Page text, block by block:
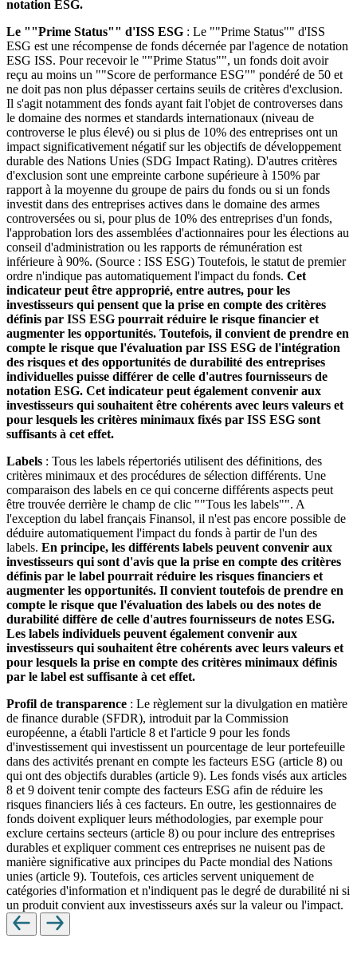
notation ESG.
Le ""Prime Status"" d'ISS ESG : Le ""Prime Status"" d'ISS
ESG est une récompense de fonds décernée par l'agence de notation
ESG ISS. Pour recevoir le ""Prime Status"", un fonds doit avoir
reçu au moins un ""Score de performance ESG"" pondéré de 50 et
ne doit pas non plus dépasser certains seuils de critères d'exclusion.
Il s'agit notamment des fonds ayant fait l'objet de controverses dans
le domaine des normes et standards internationaux (niveau de
controverse le plus élevé) ou si plus de 10% des entreprises ont un
impact significativement négatif sur les objectifs de développement
durable des Nations Unies (SDG Impact Rating). D'autres critères
d'exclusion sont une empreinte carbone supérieure à 150% par
rapport à la moyenne du groupe de pairs du fonds ou si un fonds
investit dans des entreprises actives dans le domaine des armes
controversées ou si, pour plus de 10% des entreprises d'un fonds,
l'approbation lors des assemblées d'actionnaires pour les élections au
conseil d'administration ou les rapports de rémunération est
inférieure à 90%. (Source : ISS ESG) Toutefois, le statut de premier
ordre n'indique pas automatiquement l'impact du fonds. Cet
indicateur peut être approprié, entre autres, pour les
investisseurs qui pensent que la prise en compte des critères
définis par ISS ESG pourrait réduire le risque financier et
augmenter les opportunités. Toutefois, il convient de prendre en
compte le risque que l'évaluation par ISS ESG de l'intégration
des risques et des opportunités de durabilité des entreprises
individuelles puisse différer de celle d'autres fournisseurs de
notation ESG. Cet indicateur peut également convenir aux
investisseurs qui souhaitent être cohérents avec leurs valeurs et
pour lesquels les critères minimaux fixés par ISS ESG sont
suffisants à cet effet.
Labels : Tous les labels répertoriés utilisent des définitions, des
critères minimaux et des procédures de sélection différents. Une
comparaison des labels en ce qui concerne différents aspects peut
être trouvée derrière le champ de clic ""Tous les labels"". A
l'exception du label français Finansol, il n'est pas encore possible de
déduire automatiquement l'impact du fonds à partir de l'un des
labels. En principe, les différents labels peuvent convenir aux
investisseurs qui sont d'avis que la prise en compte des critères
définis par le label pourrait réduire les risques financiers et
augmenter les opportunités. Il convient toutefois de prendre en
compte le risque que l'évaluation des labels ou des notes de
durabilité diffère de celle d'autres fournisseurs de notes ESG.
Les labels individuels peuvent également convenir aux
investisseurs qui souhaitent être cohérents avec leurs valeurs et
pour lesquels la prise en compte des critères minimaux définis
par le label est suffisante à cet effet.
Profil de transparence : Le règlement sur la divulgation en matière
de finance durable (SFDR), introduit par la Commission
européenne, a établi l'article 8 et l'article 9 pour les fonds
d'investissement qui investissent un pourcentage de leur portefeuille
dans des activités prenant en compte les facteurs ESG (article 8) ou
qui ont des objectifs durables (article 9). Les fonds visés aux articles
8 et 9 doivent tenir compte des facteurs ESG afin de réduire les
risques financiers liés à ces facteurs. En outre, les gestionnaires de
fonds doivent expliquer leurs méthodologies, par exemple pour
exclure certains secteurs (article 8) ou pour inclure des entreprises
durables et expliquer comment ces entreprises ne nuisent pas de
manière significative aux principes du Pacte mondial des Nations
unies (article 9). Toutefois, ces articles servent uniquement de
catégories d'information et n'indiquent pas le degré de durabilité ni si
un produit convient aux investisseurs axés sur la valeur ou l'impact.